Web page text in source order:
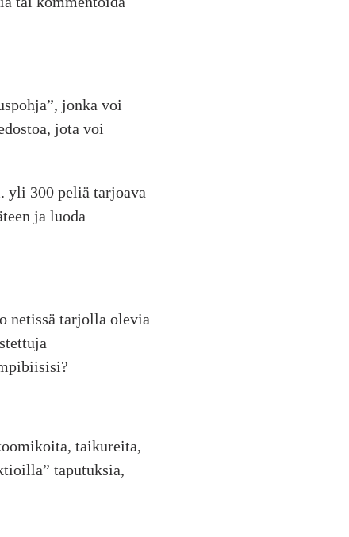
jonka voi
jota voi
yli 300 peliä tarjoava
ja luoda
netissä tarjolla olevia
taikureita,
taputuksia,